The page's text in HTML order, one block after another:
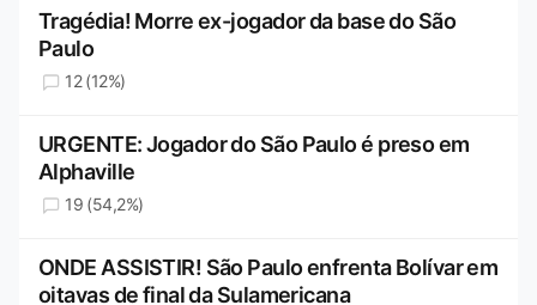
Tragédia! Morre ex-jogador da base do São
Paulo
12 (12%)
URGENTE: Jogador do São Paulo é preso em
Alphaville
19 (54,2%)
ONDE ASSISTIR! São Paulo enfrenta Bolívar em
oitavas de final da Sulamericana